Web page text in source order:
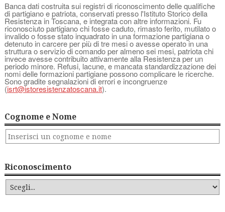
Banca dati costruita sui registri di riconoscimento delle qualifiche
di partigiano e patriota, conservati presso l'Istituto Storico della
Resistenza in Toscana, e integrata con altre informazioni. Fu
riconosciuto partigiano chi fosse caduto, rimasto ferito, mutilato o
invalido o fosse stato inquadrato in una formazione partigiana o
detenuto in carcere per più di tre mesi o avesse operato in una
struttura o servizio di comando per almeno sei mesi, patriota chi
invece avesse contribuito attivamente alla Resistenza per un
periodo minore. Refusi, lacune, e mancata standardizzazione dei
nomi delle formazioni partigiane possono complicare le ricerche.
Sono gradite segnalazioni di errori e incongruenze
(isrt@istoresistenzatoscana.it).
Cognome e Nome
Riconoscimento